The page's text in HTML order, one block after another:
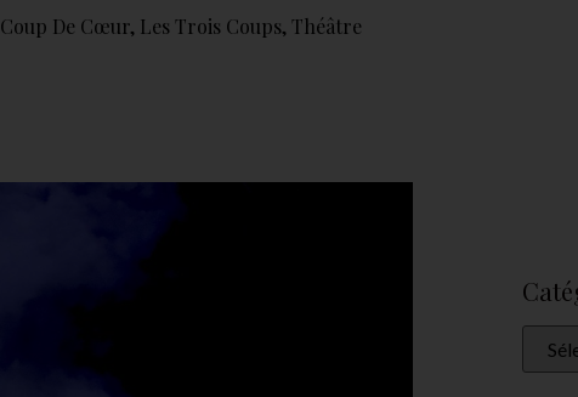
Coup De Cœur, Les Trois Coups, Théâtre